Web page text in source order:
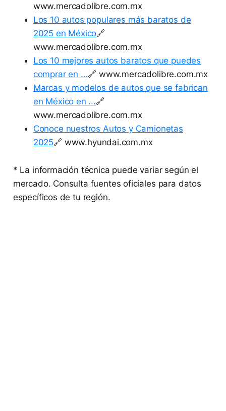
www.mercadolibre.com.mx
Los 10 autos populares más baratos de
2025 en México🔗
www.mercadolibre.com.mx
Los 10 mejores autos baratos que puedes
comprar en ...🔗 www.mercadolibre.com.mx
Marcas y modelos de autos que se fabrican
en México en ...🔗
www.mercadolibre.com.mx
Conoce nuestros Autos y Camionetas
2025🔗 www.hyundai.com.mx
* La información técnica puede variar según el
mercado. Consulta fuentes oficiales para datos
específicos de tu región.